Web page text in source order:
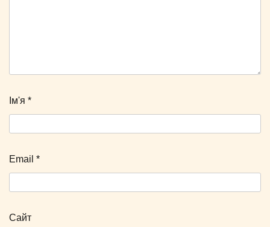
Ім'я *
Email *
Сайт